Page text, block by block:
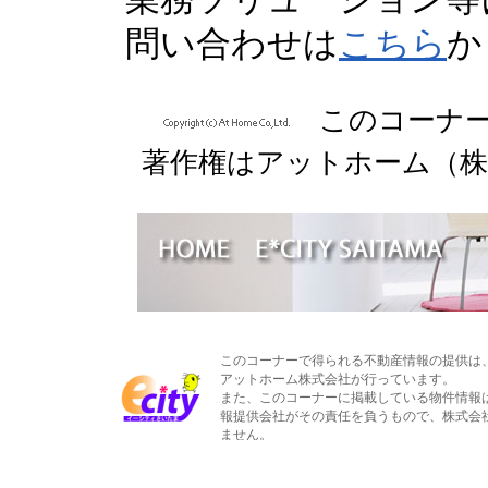
問い合わせはこちら
このコーナ
著作権はアットホーム（